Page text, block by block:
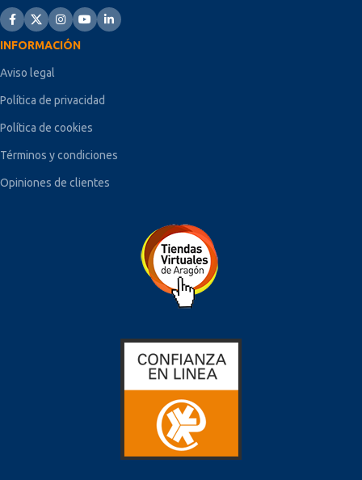
INFORMACIÓN
Aviso legal
Política de privacidad
Política de cookies
Términos y condiciones
Opiniones de clientes